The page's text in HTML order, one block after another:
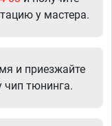
у мастера.
и приезжайте
чип тюнинга.